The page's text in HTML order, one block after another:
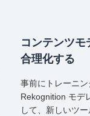
コンテンツモ
合理化する
事前にトレーニ
Rekognition モデ
して、新しいツ